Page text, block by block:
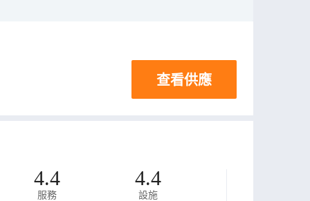
查看供應
4.4
服務
4.4
設施